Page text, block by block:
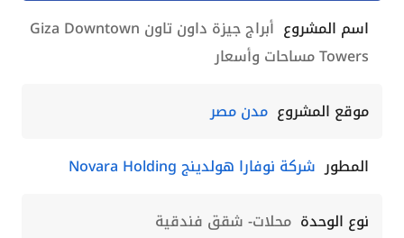
اسم المشروع
أبراج جيزة داون تاون Giza Downtown
Towers مساحات وأسعار
موقع المشروع مدن مصر
المطور شركة نوفارا هولدينج Novara Holding
نوع الوحدة محلات- شقق فندقية